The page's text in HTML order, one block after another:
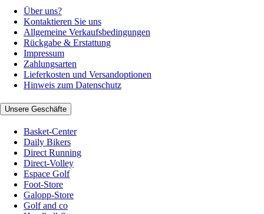
Über uns?
Kontaktieren Sie uns
Allgemeine Verkaufsbedingungen
Rückgabe & Erstattung
Impressum
Zahlungsarten
Lieferkosten und Versandoptionen
Hinweis zum Datenschutz
Unsere Geschäfte
Basket-Center
Daily Bikers
Direct Running
Direct-Volley
Espace Golf
Foot-Store
Galopp-Store
Golf and co